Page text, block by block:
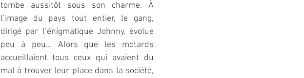
tombe aussitôt sous son charme. À
l’image du pays tout entier, le gang,
dirigé par l’énigmatique Johnny, évolue
peu à peu... Alors que les motards
accueillaient tous ceux qui avaient du
mal à trouver leur place dans la société,